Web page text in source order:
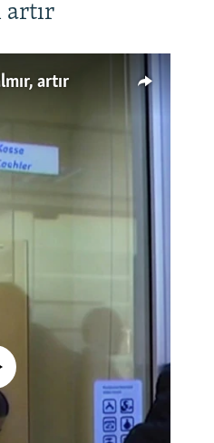
artır
available